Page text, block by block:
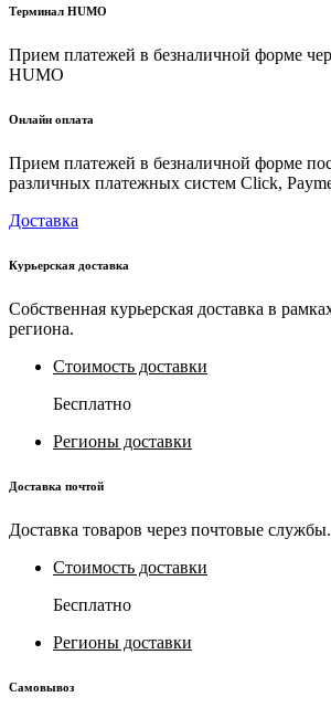
Терминал HUMO
Прием платежей в безналичной форме
HUMO
Онлайн оплата
Прием платежей в безналичной форме
различных платежных систем Click,
Доставка
Курьерская доставка
Собственная курьерская доставка в
региона.
Стоимость доставки
Бесплатно
Регионы доставки
Доставка почтой
Доставка товаров через почтовые службы.
Стоимость доставки
Бесплатно
Регионы доставки
Самовывоз